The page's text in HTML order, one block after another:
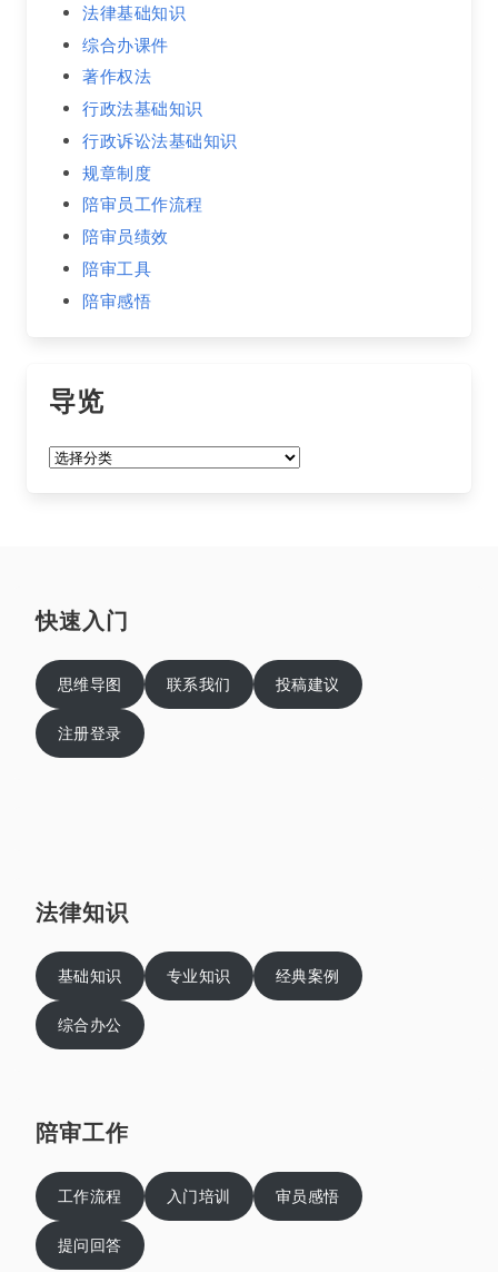
法律基础知识
综合办课件
著作权法
行政法基础知识
行政诉讼法基础知识
规章制度
陪审员工作流程
陪审员绩效
陪审工具
陪审感悟
导览
导
快速入门
思维导图 联系我们 投稿建议
注册登录
法律知识
基础知识 专业知识 经典案例
综合办公
陪审工作
工作流程 入门培训 审员感悟
提问回答